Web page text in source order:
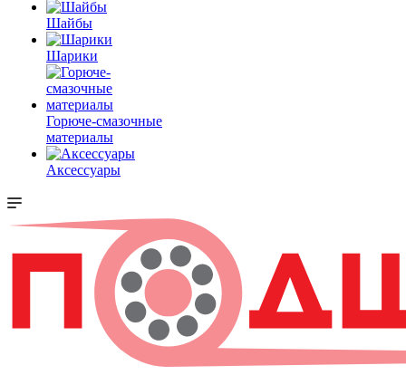
Шайбы
Шарики
Горюче-смазочные
материалы
Аксессуары